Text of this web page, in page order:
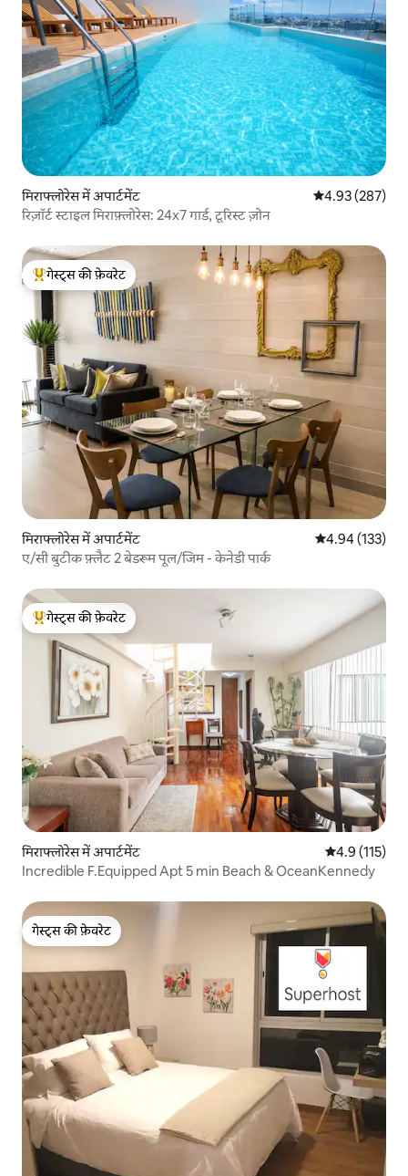
मिराफ्लोरेस में अपार्टमेंट औसत रेटिंग 5 में से
4.93 (287)
रिज़ॉर्ट स्टाइल मिराफ़्लोरेस: 24x7 गार्ड, टूरिस्ट ज़ोन
गेस्ट्स का टॉप फ़ेवरेट
गेस्ट्स की फ़ेवरेट
मिराफ्लोरेस में अपार्टमेंट औसत रेटिंग 5 में से
4.94 (133)
ए/सी बुटीक फ़्लैट 2 बेडरूम पूल/जिम - केनेडी पार्क
गेस्ट्स का टॉप फ़ेवरेट
गेस्ट्स की फ़ेवरेट
मिराफ्लोरेस में अपार्टमेंट औसत रेटिंग 5 में
4.9 (115)
Incredible F.Equipped Apt 5 min Beach & OceanKennedy
गेस्ट्स की फ़ेवरेट
गेस्ट्स की फ़ेवरेट